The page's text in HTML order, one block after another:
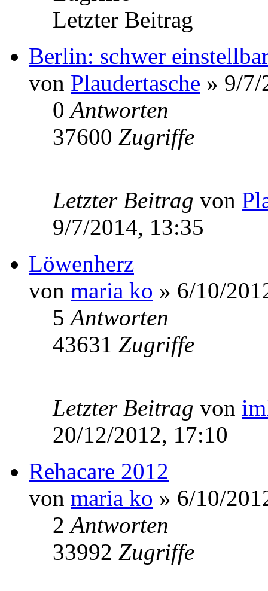
Letzter Beitrag
Berlin: schwer
von Plaudertasche » 9/7/
0Antworten
37600 Zugriffe
Letzter Beitrag von
9/7/2014, 13:35
Löwenherz
von maria ko » 6/10/
5Antworten
43631 Zugriffe
Letzter Beitrag von
20/12/2012, 17:10
Rehacare 2012
von maria ko » 6/10/
2Antworten
33992 Zugriffe